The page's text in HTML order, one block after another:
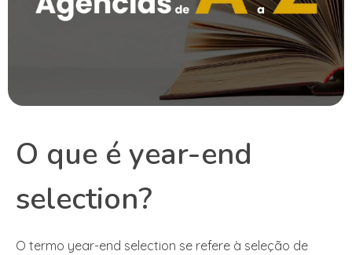
O que é year-end
selection?
O termo year-end selection se refere à seleção de